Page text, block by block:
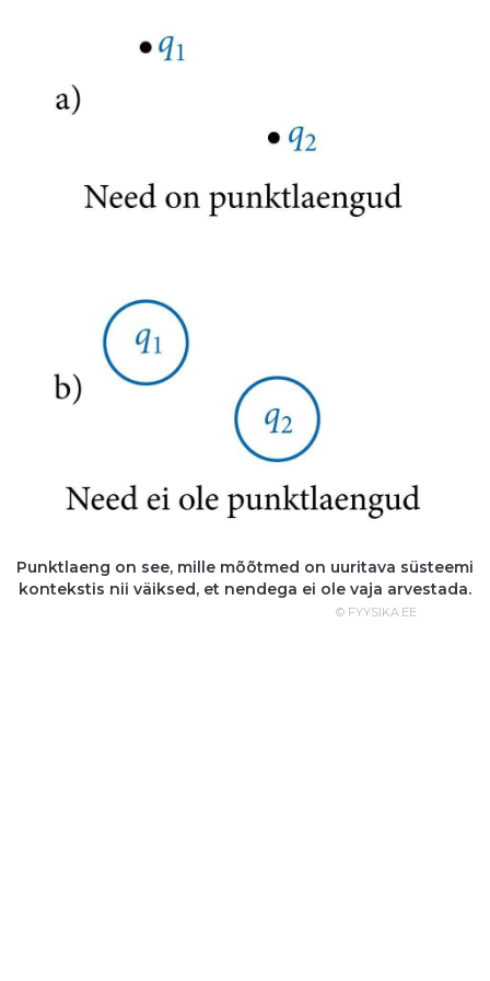
Punktlaeng on see, mille mõõtmed on uuritava süsteemi
kontekstis nii väiksed, et nendega ei ole vaja arvestada.
© FYYSIKA.EE